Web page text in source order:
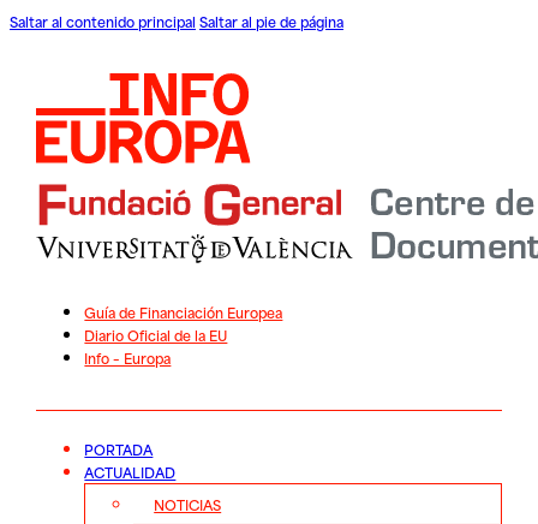
Saltar al contenido principal Saltar al pie de página
Guía de Financiación Europea
Diario Oficial de la EU
Info – Europa
PORTADA
ACTUALIDAD
NOTICIAS